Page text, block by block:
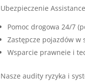
Ubezpieczenie
Pomoc drogowa 24/7
Zastępcze pojazdów w
Wsparcie prawneie i
Nasze audity ryzyka i